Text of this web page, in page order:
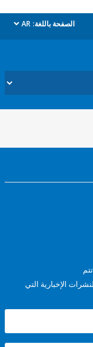
باللغة: AR
dropdown
التي